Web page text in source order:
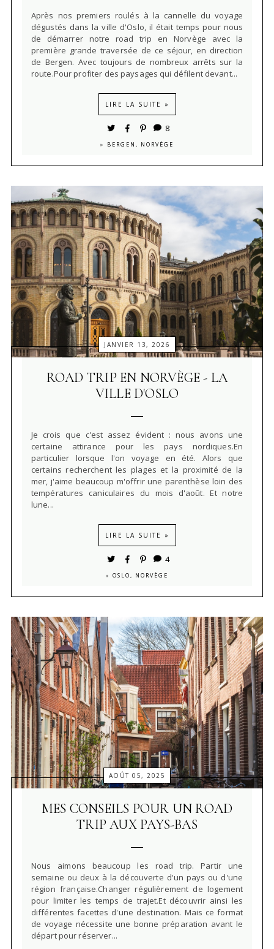
Après nos premiers roulés à la cannelle du voyage
dégustés dans la ville d'Oslo, il était temps pour nous
de démarrer notre road trip en Norvège avec la
première grande traversée de ce séjour, en direction
de Bergen. Avec toujours de nombreux arrêts sur la
route.Pour profiter des paysages qui défilent devant...
LIRE LA SUITE »
8
» BERGEN, NORVÈGE
JANVIER 13, 2026
ROAD TRIP EN NORVÈGE - LA
VILLE D'OSLO
Je crois que c'est assez évident : nous avons une
certaine attirance pour les pays nordiques.En
particulier lorsque l'on voyage en été. Alors que
certains recherchent les plages et la proximité de la
mer, j'aime beaucoup m'offrir une parenthèse loin des
températures caniculaires du mois d'août. Et notre
lune...
LIRE LA SUITE »
4
» OSLO, NORVÈGE
AOÛT 05, 2025
MES CONSEILS POUR UN ROAD
TRIP AUX PAYS-BAS
Nous aimons beaucoup les road trip. Partir une
semaine ou deux à la découverte d'un pays ou d'une
région française.Changer régulièrement de logement
pour limiter les temps de trajet.Et découvrir ainsi les
différentes facettes d'une destination. Mais ce format
de voyage nécessite une bonne préparation avant le
départ pour réserver...